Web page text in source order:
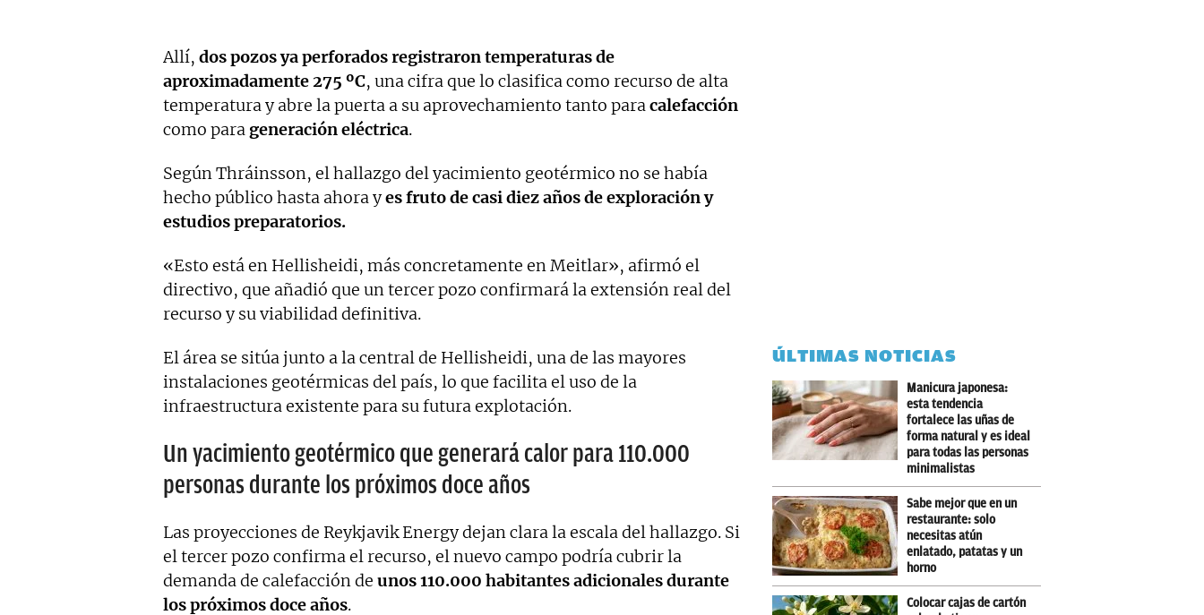
Allí, dos pozos ya perforados registraron temperaturas de
aproximadamente 275 ºC, una cifra que lo clasifica como recurso de alta
temperatura y abre la puerta a su aprovechamiento tanto paracalefacción
como para generacióneléctrica.
Según Thráinsson, el hallazgo del yacimiento geotérmico no se había
hecho público hasta ahora yes fruto de casi diez años de exploración y
estudios preparatorios.
«Esto está en Hellisheidi, más concretamente en Meitlar», afirmó el
directivo, que añadió que un tercer pozo confirmará la extensión real del
recurso y su viabilidad definitiva.
El área se sitúa junto a la central de Hellisheidi, una de las mayores
instalaciones geotérmicas del país, lo que facilita el uso de la
infraestructura existente para su futura explotación.
Un yacimiento geotérmico que generará calor para 110.000
personas durante los próximos doce años
Las proyecciones de Reykjavik Energy dejan clara la escala del hallazgo. Si
el tercer pozo confirma el recurso, el nuevo campo podría cubrir la
demanda de calefacción de unos 110.000 habitantes adicionales durante
los próximos doce años.
ÚLTIMAS NOTICIAS
Manicura japonesa:
esta tendencia
fortalece las uñas de
forma natural y es ideal
para todas las personas
minimalistas
Sabe mejor que en un
restaurante: solo
necesitas atún
enlatado, patatas y un
horno
Colocar cajas de cartón